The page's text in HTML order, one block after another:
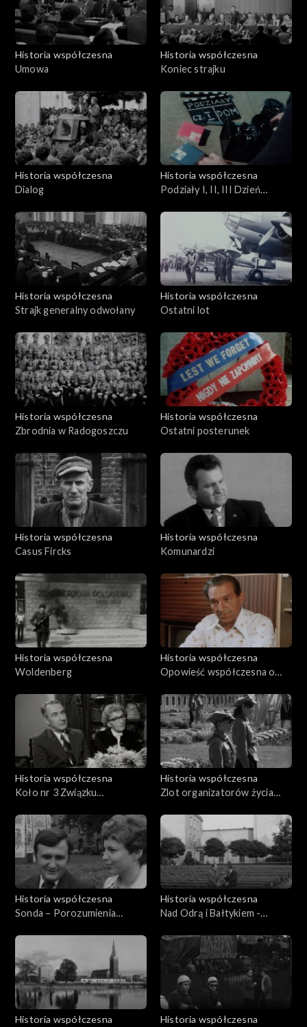
Historia współczesna
Umowa
Historia współczesna
Koniec strajku
Historia współczesna
Dialog
Historia współczesna
Podziały I, II, III Dzień
Historia współczesna
Strajk generalny odwołany
Historia współczesna
Ostatni lot
Historia współczesna
Zbrodnia w Radogoszczu
Historia współczesna
Ostatni posterunek
Historia współczesna
Casus Fircks
Historia współczesna
Komunardzi
Historia współczesna
Woldenberg
Historia współczesna
Opowieść współczesna o
żyjącym oficerze obrony
Westerplatte
Historia współczesna
Koło nr 3 Związku
Demokrację
Historia współczesna
Zlot organizatorów życia
Dolnego Śląska w latach
1945-1948
Historia współczesna
Sonda – Porozumienia
Historia współczesna
Nad Odrą i Bałtykiem -
Historia współczesna
Historia współczesna